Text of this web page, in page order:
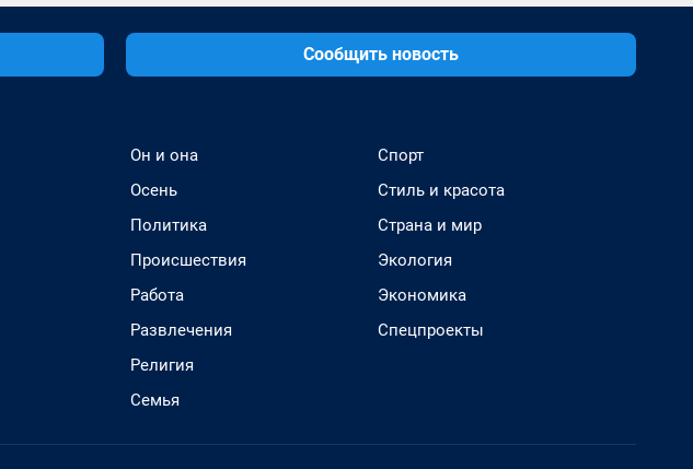
Сообщить новость
Он и она
Осень
Политика
Происшествия
Работа
Развлечения
Религия
Семья
Спорт
Стиль и красота
Страна и мир
Экология
Экономика
Спецпроекты